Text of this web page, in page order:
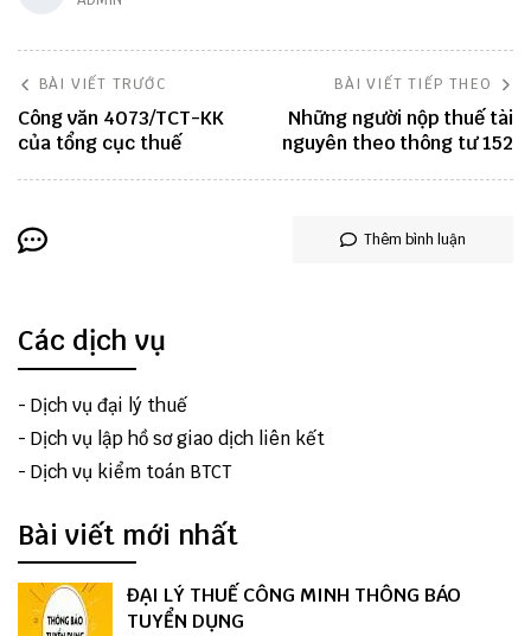
BÀI VIẾT TRƯỚC
Công văn 4073/TCT-KK
của tổng cục thuế
BÀI VIẾT TIẾP THEO
Những người nộp thuế tài
nguyên theo thông tư 152
Thêm bình luận
Các dịch vụ
- Dịch vụ đại lý thuế
- Dịch vụ lập hồ sơ giao dịch liên kết
- Dịch vụ kiểm toán BTCT
Bài viết mới nhất
ĐẠI LÝ THUẾ CÔNG MINH THÔNG BÁO
TUYỂN DỤNG